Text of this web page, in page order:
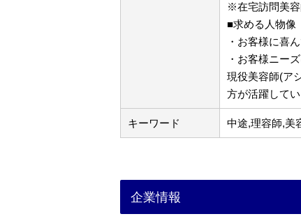
※在宅訪問美容
■求める人物像
・お客様に喜
・お客様ニー
現役美容師(ア
方が活躍してい
キーワード 中途,理容師,美
企業情報